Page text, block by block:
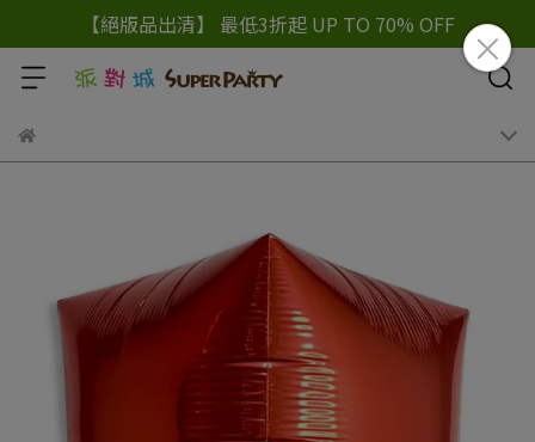
【絕版品出清】 最低3折起 UP TO 70% OFF